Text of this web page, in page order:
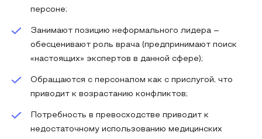
персоне;
Занимают позицию неформального лидера –
обесценивают роль врача (предпринимают поиск
«настоящих» экспертов в данной сфере);
Обращаются с персоналом как с прислугой, что
приводит к возрастанию конфликтов;
Потребность в превосходстве приводит к
недостаточному использованию медицинских